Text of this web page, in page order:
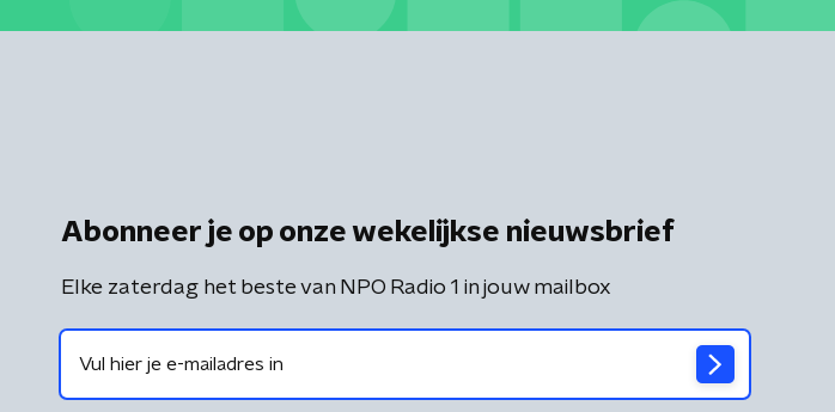
Abonneer je op onze wekelijkse nieuwsbrief
Elke zaterdag het beste van NPO Radio 1 in jouw mailbox